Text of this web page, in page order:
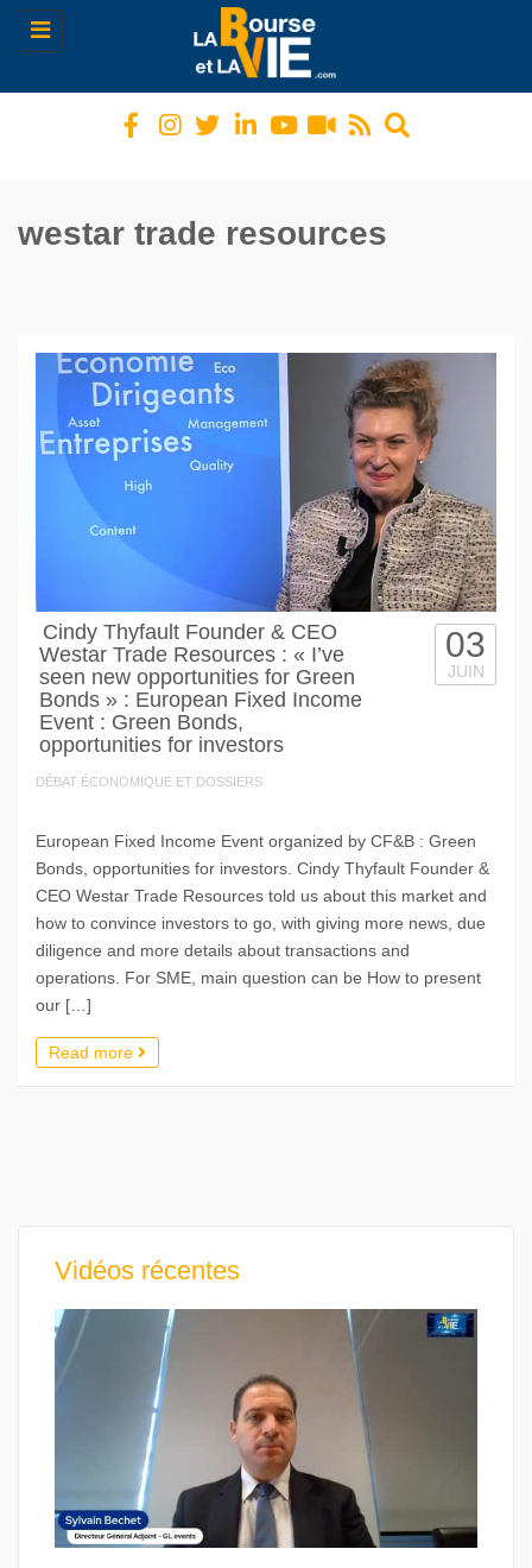
Toggle
navigation
westar trade resources
Cindy Thyfault Founder & CEO
Westar Trade Resources : « I’ve
seen new opportunities for Green
Bonds » : European Fixed Income
Event : Green Bonds,
opportunities for investors
DÉBAT ÉCONOMIQUE ET DOSSIERS
03
JUIN
European Fixed Income Event organized by CF&B : Green
Bonds, opportunities for investors. Cindy Thyfault Founder &
CEO Westar Trade Resources told us about this market and
how to convince investors to go, with giving more news, due
diligence and more details about transactions and
operations. For SME, main question can be How to present
our […]
Read more
Vidéos récentes